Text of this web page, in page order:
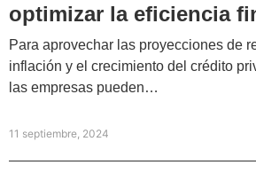
optimizar la eficiencia
Para aprovechar las proyecciones de
inflación y el crecimiento del crédito
las empresas pueden…
11 septiembre, 2024